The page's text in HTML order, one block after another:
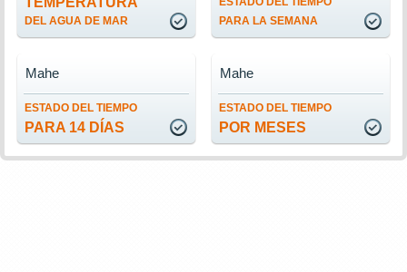
DEL AGUA DE MAR
PARA LA SEMANA
ESTADO DEL TIEMPO
PARA 14 DÍAS
Mahe
ESTADO DEL TIEMPO
POR MESES
Mahe